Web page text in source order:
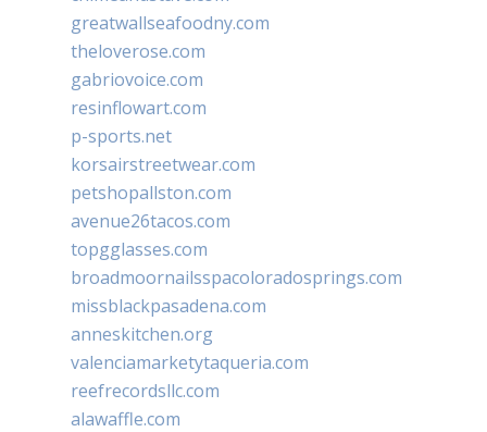
greatwallseafoodny.com
theloverose.com
gabriovoice.com
resinflowart.com
p-sports.net
korsairstreetwear.com
petshopallston.com
avenue26tacos.com
topgglasses.com
broadmoornailsspacoloradosprings.com
missblackpasadena.com
anneskitchen.org
valenciamarketytaqueria.com
reefrecordsllc.com
alawaffle.com